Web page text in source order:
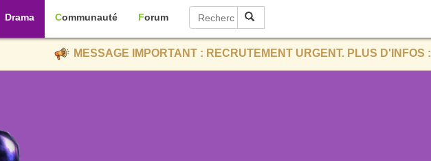
Drama Communauté Forum
MESSAGE IMPORTANT : RECRUTEMENT URGENT. PLUS D'INFOS :